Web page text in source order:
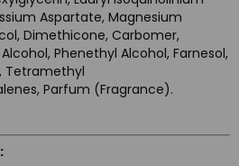
Aspartate, Magnesium
Dimethicone, Carbomer,
Phenethyl Alcohol, Farnesol,
Tetramethyl
Parfum (Fragrance).